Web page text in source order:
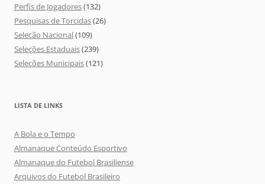
Perfis de Jogadores(132)
Pesquisas de Torcidas(26)
Seleção Nacional(109)
Seleções Estaduais(239)
Seleções Municipais(121)
LISTA DE LINKS
A Bola e o Tempo
Almanaque Conteúdo Esportivo
Almanaque do Futebol Brasiliense
Arquivos do Futebol Brasileiro